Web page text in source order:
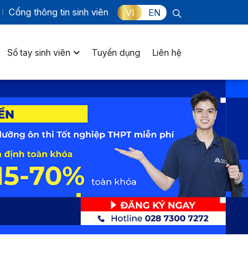
Cổng thông tin sinh viên VI EN
Sổ tay sinh viên Tuyển dụng Liên hệ